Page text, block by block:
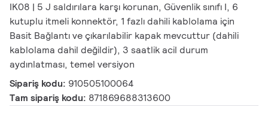
IK08 | 5 J saldırılara karşı korunan, Güvenlik sınıfı I, 6
kutuplu itmeli konnektör, 1 fazlı dahili kablolama için
Basit Bağlantı ve çıkarılabilir kapak mevcuttur (dahili
kablolama dahil değildir), 3 saatlik acil durum
aydınlatması, temel versiyon
Sipariş kodu: 910505100064
Tam sipariş kodu: 871869688313600